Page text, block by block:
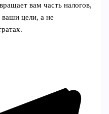
вам часть налогов,
ваши цели, а не